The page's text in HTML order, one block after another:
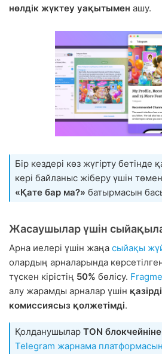
нөлдік жүктеу уақытымен ашу.
Бір кездері көз жүгірту бетінде
кері байланыс жіберу үшін
«Қате бар ма?» батырмасын
Жасаушылар үшін
Арна иелері үшін жаңа сыйақы
олардың арналарында
түскен кірістің 50% бөлісу.
алу жарамды арналар үшін
комиссиясыз қолжетімді.
Қолданушылар TON
Telegram жарнама